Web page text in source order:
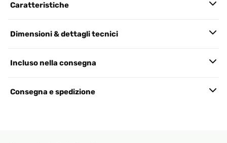
Caratteristiche
Dimensioni & dettagli tecnici
Incluso nella consegna
Consegna e spedizione